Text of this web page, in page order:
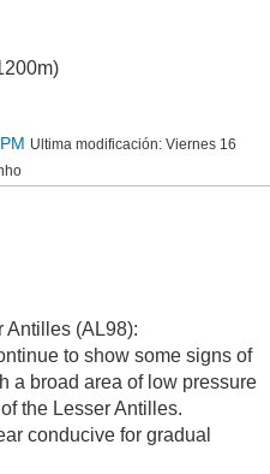
Ultima modificación: Viernes 16
Antilles (AL98):
to show some signs of
a broad area of low pressure
the Lesser Antilles.
conducive for gradual